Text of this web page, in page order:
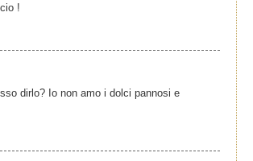
!
dirlo? Io non amo i dolci pannosi e